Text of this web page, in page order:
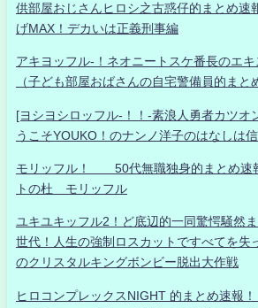
供部屋おじさんヒロシ之古惑仔的まとめ速
げMAX！デカいは正義刑事編
アキヨッフル-！ネオニートスケ番長のエキ
（子ども部屋おばさんの自宅警備員的まと
[ヨシヨシロッフル-！！-素浪人勇者カツオ
うこそYOUKO！のナンノ洋子のはなしは
モリッフル！ 50代無職独身的まとめ速
トの杜 モリッフル
ユキユキッフル2！ど底辺的一同驚愕騒然
世代！人生の強制ロスカットですべてを失
のクリスタルキングボンビー脱出大作戦
ヒロコンプレックスNIGHT 的まとめ速報